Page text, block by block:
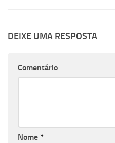
DEIXE UMA RESPOSTA
Comentário
Nome *